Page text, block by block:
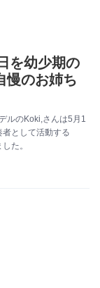
を幼少期の
慢のお姉ち
ルのKoki,さんは5月1
として活動する
た。